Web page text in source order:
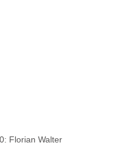
Florian Walter